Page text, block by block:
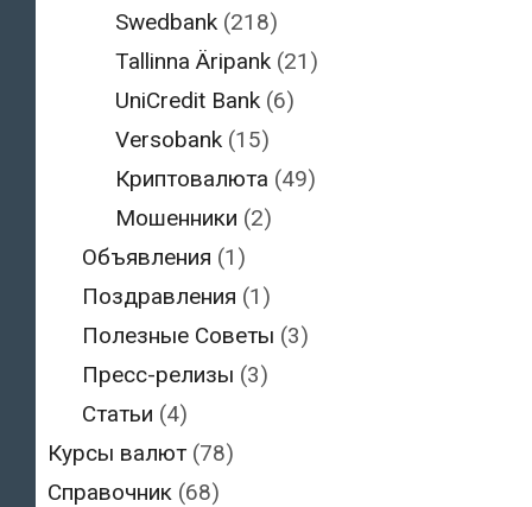
Swedbank (218)
Tallinna Äripank (21)
UniCredit Bank (6)
Versobank (15)
Криптовалюта (49)
Мошенники (2)
Объявления (1)
Поздравления (1)
Полезные Советы (3)
Пресс-релизы (3)
Статьи (4)
Курсы валют (78)
Справочник (68)